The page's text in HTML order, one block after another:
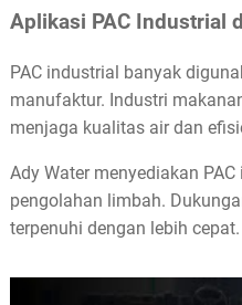
Aplikasi PAC Industrial
PAC industrial banyak
manufaktur. Industri
menjaga kualitas air dan
Ady Water menyediakan
pengolahan limbah.
terpenuhi dengan lebih cepat.